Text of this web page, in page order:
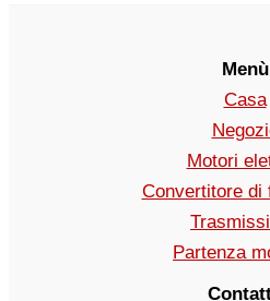
Menù
Casa
Motori
Convertitore di
Partenza